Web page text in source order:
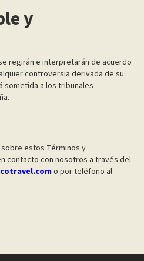
y
regirán e interpretarán de acuerdo
controversia derivada de su
sometida a los tribunales
estos Términos y
contacto con nosotros a través del
o por teléfono al